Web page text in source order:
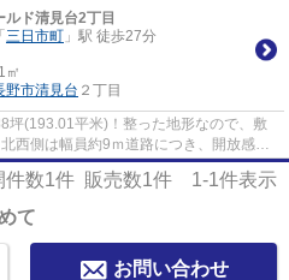
ルド清見台2丁目
「 三日市町 」駅 徒歩27分
㎡
野市清見台 ２丁目
(193.01平米)！整った地形なので、敷
西側は幅員約9ｍ道路につき、開放感の
とりがあるた...
件数1件 販売数1件 1-1件表示
て
お問い合わせ